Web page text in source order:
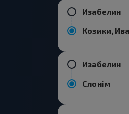
Изабелин
Изабелин
Слонім